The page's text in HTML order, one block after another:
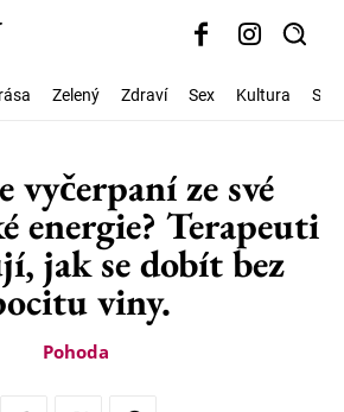
Zelený Zdraví Sex Kultura
vyčerpaní ze své
energie? Terapeuti
jak se dobít bez
viny.
Pohoda